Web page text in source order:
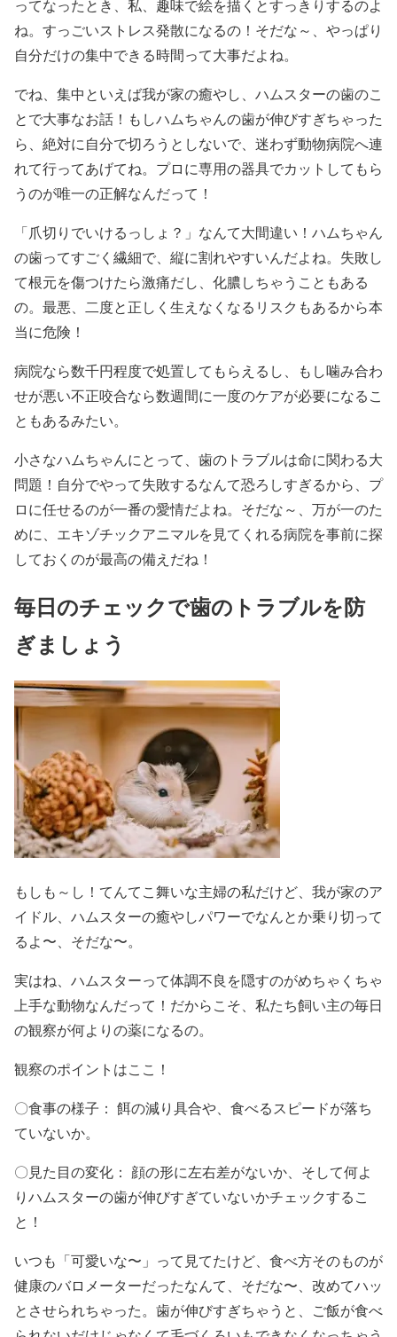
ってなったとき、私、趣味で絵を描くとすっきりするのよ
ね。すっごいストレス発散になるの！そだな～、やっぱり
自分だけの集中できる時間って大事だよね。
でね、集中といえば我が家の癒やし、ハムスターの歯のこ
とで大事なお話！もしハムちゃんの歯が伸びすぎちゃった
ら、絶対に自分で切ろうとしないで、迷わず動物病院へ連
れて行ってあげてね。プロに専用の器具でカットしてもら
うのが唯一の正解なんだって！
「爪切りでいけるっしょ？」なんて大間違い！ハムちゃん
の歯ってすごく繊細で、縦に割れやすいんだよね。失敗し
て根元を傷つけたら激痛だし、化膿しちゃうこともある
の。最悪、二度と正しく生えなくなるリスクもあるから本
当に危険！
病院なら数千円程度で処置してもらえるし、もし噛み合わ
せが悪い不正咬合なら数週間に一度のケアが必要になるこ
ともあるみたい。
小さなハムちゃんにとって、歯のトラブルは命に関わる大
問題！自分でやって失敗するなんて恐ろしすぎるから、プ
ロに任せるのが一番の愛情だよね。そだな～、万が一のた
めに、エキゾチックアニマルを見てくれる病院を事前に探
しておくのが最高の備えだね！
毎日のチェックで歯のトラブルを防
ぎましょう
もしも～し！てんてこ舞いな主婦の私だけど、我が家のア
イドル、ハムスターの癒やしパワーでなんとか乗り切って
るよ〜、そだな〜。
実はね、ハムスターって体調不良を隠すのがめちゃくちゃ
上手な動物なんだって！だからこそ、私たち飼い主の毎日
の観察が何よりの薬になるの。
観察のポイントはここ！
〇食事の様子： 餌の減り具合や、食べるスピードが落ち
ていないか。
〇見た目の変化： 顔の形に左右差がないか、そして何よ
りハムスターの歯が伸びすぎていないかチェックするこ
と！
いつも「可愛いな〜」って見てたけど、食べ方そのものが
健康のバロメーターだったなんて、そだな〜、改めてハッ
とさせられちゃった。歯が伸びすぎちゃうと、ご飯が食べ